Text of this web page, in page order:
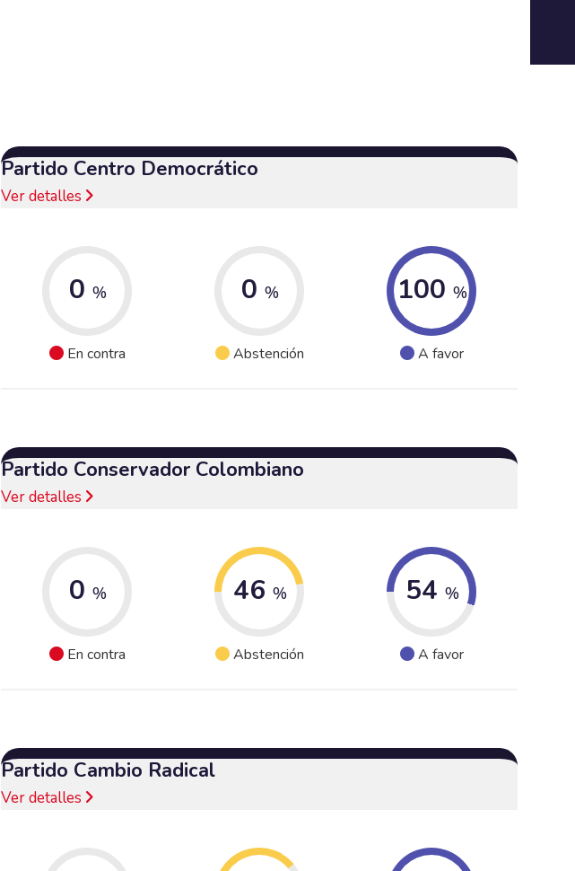
Partido Centro Democrático
Ver detalles
0 %
En contra
0 %
Abstención
100 %
A favor
Partido Conservador Colombiano
Ver detalles
0 %
En contra
46 %
Abstención
54 %
A favor
Partido Cambio Radical
Ver detalles